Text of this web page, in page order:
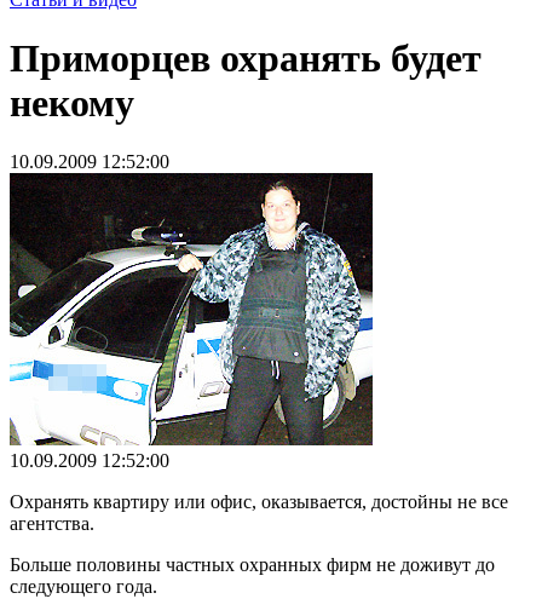
Приморцев охранять будет
некому
10.09.2009 12:52:00
10.09.2009 12:52:00
Охранять квартиру или офис, оказывается, достойны не все
агентства.
Больше половины частных охранных фирм не доживут до
следующего года.